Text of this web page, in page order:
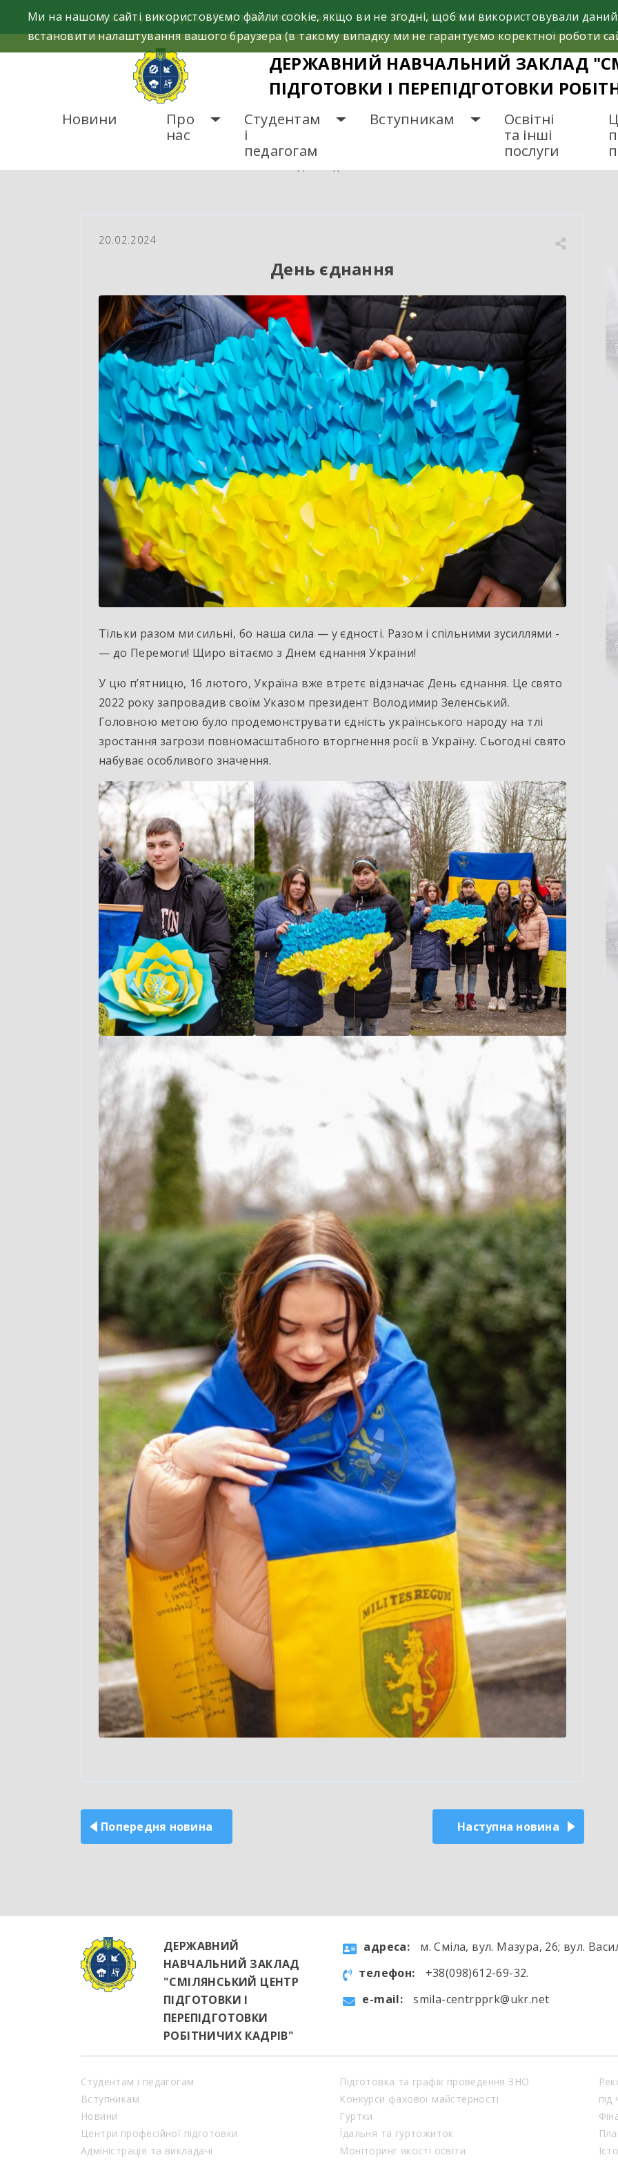
м. Сміла, вул. Мазура, 26; вул. Василя Стуса, 37 +38(098)612-69-32.
ДЕРЖАВНИЙ НАВЧАЛЬНИЙ ЗАКЛАД
ПІДГОТОВКИ І ПЕРЕПІДГОТОВКИ
Новини
Про
нас
Студентам
і
педагогам
Вступникам
Освітні
та інші
послуги
20.02.2024
День єднання
Тільки разом ми сильні, бо наша сила — у єдності. Разом і спільними зусиллями ­
— до Перемоги! Щиро вітаємо з Днем єднання України!
У цю п’ятницю, 16 лютого, Україна вже втретє відзначає День єднання. Це свято
2022 року запровадив своїм Указом президент Володимир Зеленський.
Головною метою було продемонструвати єдність українського народу на тлі
зростання загрози повномасштабного вторгнення росії в Україну. Сьогодні свято
набуває особливого значення.
записів
Попередня новина Наступна новина
Ми на нашому сайті використовуємо файли cookie, якщо ви не згодні, щоб ми використовували
встановити налаштування вашого браузера (в такому випадку ми не гарантуємо коректної роботи
ДЕРЖАВНИЙ
НАВЧАЛЬНИЙ ЗАКЛАД
"СМІЛЯНСЬКИЙ ЦЕНТР
ПІДГОТОВКИ І
ПЕРЕПІДГОТОВКИ
РОБІТНИЧИХ КАДРІВ"
aдресa:
м. Сміла, вул. Мазура, 26; вул.
телефон:
+38(098)612-69-32.
e-mail:
smila-centrpprk@ukr.net
Студентам і педагогам
Вступникам
Новини
Центри професійної підготовки
Адміністрація та викладачі
Підготовка та графік проведення ЗНО
Конкурси фахової майстерності
Гуртки
Їдальня та гуртожиток
Моніторинг якості освіти